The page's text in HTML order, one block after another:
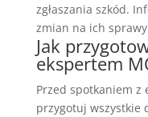
zgłaszania szkód.
zmian na ich
Jak
ekspertem
Przed spotkaniem z
przygotuj wszystkie